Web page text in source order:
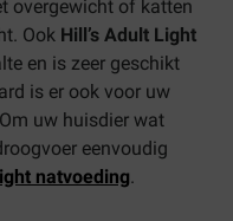
overgewicht of katten
Ook Hill’s Adult Light
en is zeer geschikt
is er ook voor uw
uw huisdier wat
eenvoudig
natvoeding.